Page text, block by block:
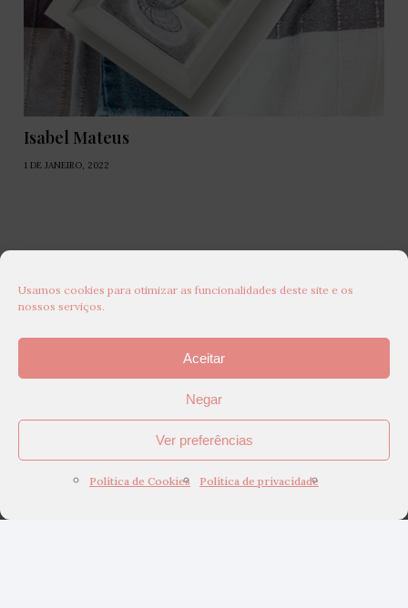
Usamos cookies para otimizar as funcionalidades deste site e os
nossos serviços.
Aceitar
Negar
Ver preferências
Política de Cookies Política de privacidade
Isabel Mateus
1 DE JANEIRO, 2022